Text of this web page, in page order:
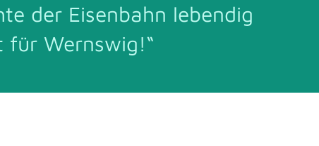
der Eisenbahn lebendig
für Wernswig!“